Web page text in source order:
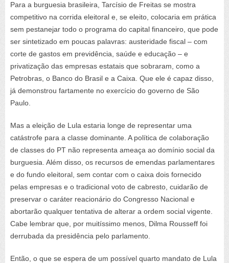
Para a burguesia brasileira, Tarcísio de Freitas se mostra
competitivo na corrida eleitoral e, se eleito, colocaria em prática
sem pestanejar todo o programa do capital financeiro, que pode
ser sintetizado em poucas palavras: austeridade fiscal – com
corte de gastos em previdência, saúde e educação – e
privatização das empresas estatais que sobraram, como a
Petrobras, o Banco do Brasil e a Caixa. Que ele é capaz disso,
já demonstrou fartamente no exercício do governo de São
Paulo.
Mas a eleição de Lula estaria longe de representar uma
catástrofe para a classe dominante. A política de colaboração
de classes do PT não representa ameaça ao domínio social da
burguesia. Além disso, os recursos de emendas parlamentares
e do fundo eleitoral, sem contar com o caixa dois fornecido
pelas empresas e o tradicional voto de cabresto, cuidarão de
preservar o caráter reacionário do Congresso Nacional e
abortarão qualquer tentativa de alterar a ordem social vigente.
Cabe lembrar que, por muitíssimo menos, Dilma Rousseff foi
derrubada da presidência pelo parlamento.
Então, o que se espera de um possível quarto mandato de Lula